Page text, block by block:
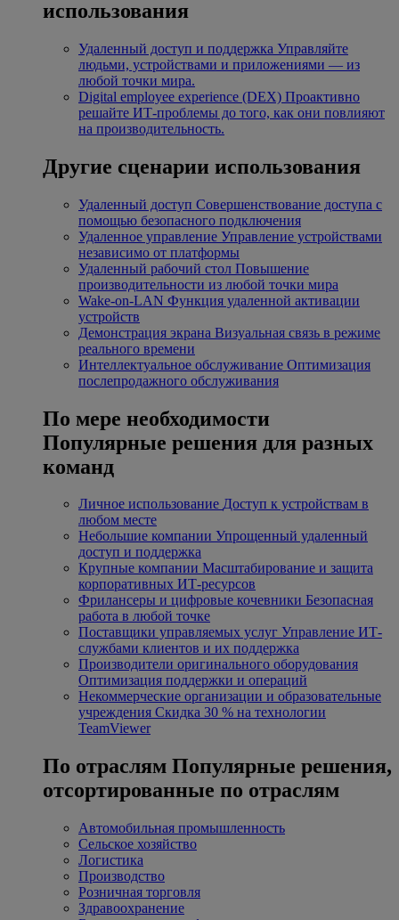
использования
Удаленный доступ и поддержка Управляйте
людьми, устройствами и приложениями — из
любой точки мира.
Digital employee experience (DEX) Проактивно
решайте ИТ-проблемы до того, как они повлияют
на производительность.
Другие сценарии использования
Удаленный доступ Совершенствование доступа с
помощью безопасного подключения
Удаленное управление Управление устройствами
независимо от платформы
Удаленный рабочий стол Повышение
производительности из любой точки мира
Wake-on-LAN Функция удаленной активации
устройств
Демонстрация экрана Визуальная связь в режиме
реального времени
Интеллектуальное обслуживание Оптимизация
послепродажного обслуживания
По мере необходимости
Популярные решения для разных
команд
Личное использование Доступ к устройствам в
любом месте
Небольшие компании Упрощенный удаленный
доступ и поддержка
Крупные компании Масштабирование и защита
корпоративных ИТ-ресурсов
Фрилансеры и цифровые кочевники Безопасная
работа в любой точке
Поставщики управляемых услуг Управление ИТ-
службами клиентов и их поддержка
Производители оригинального оборудования
Оптимизация поддержки и операций
Некоммерческие организации и образовательные
учреждения Скидка 30 % на технологии
TeamViewer
По отраслям Популярные решения,
отсортированные по отраслям
Автомобильная промышленность
Сельское хозяйство
Логистика
Производство
Розничная торговля
Здравоохранение